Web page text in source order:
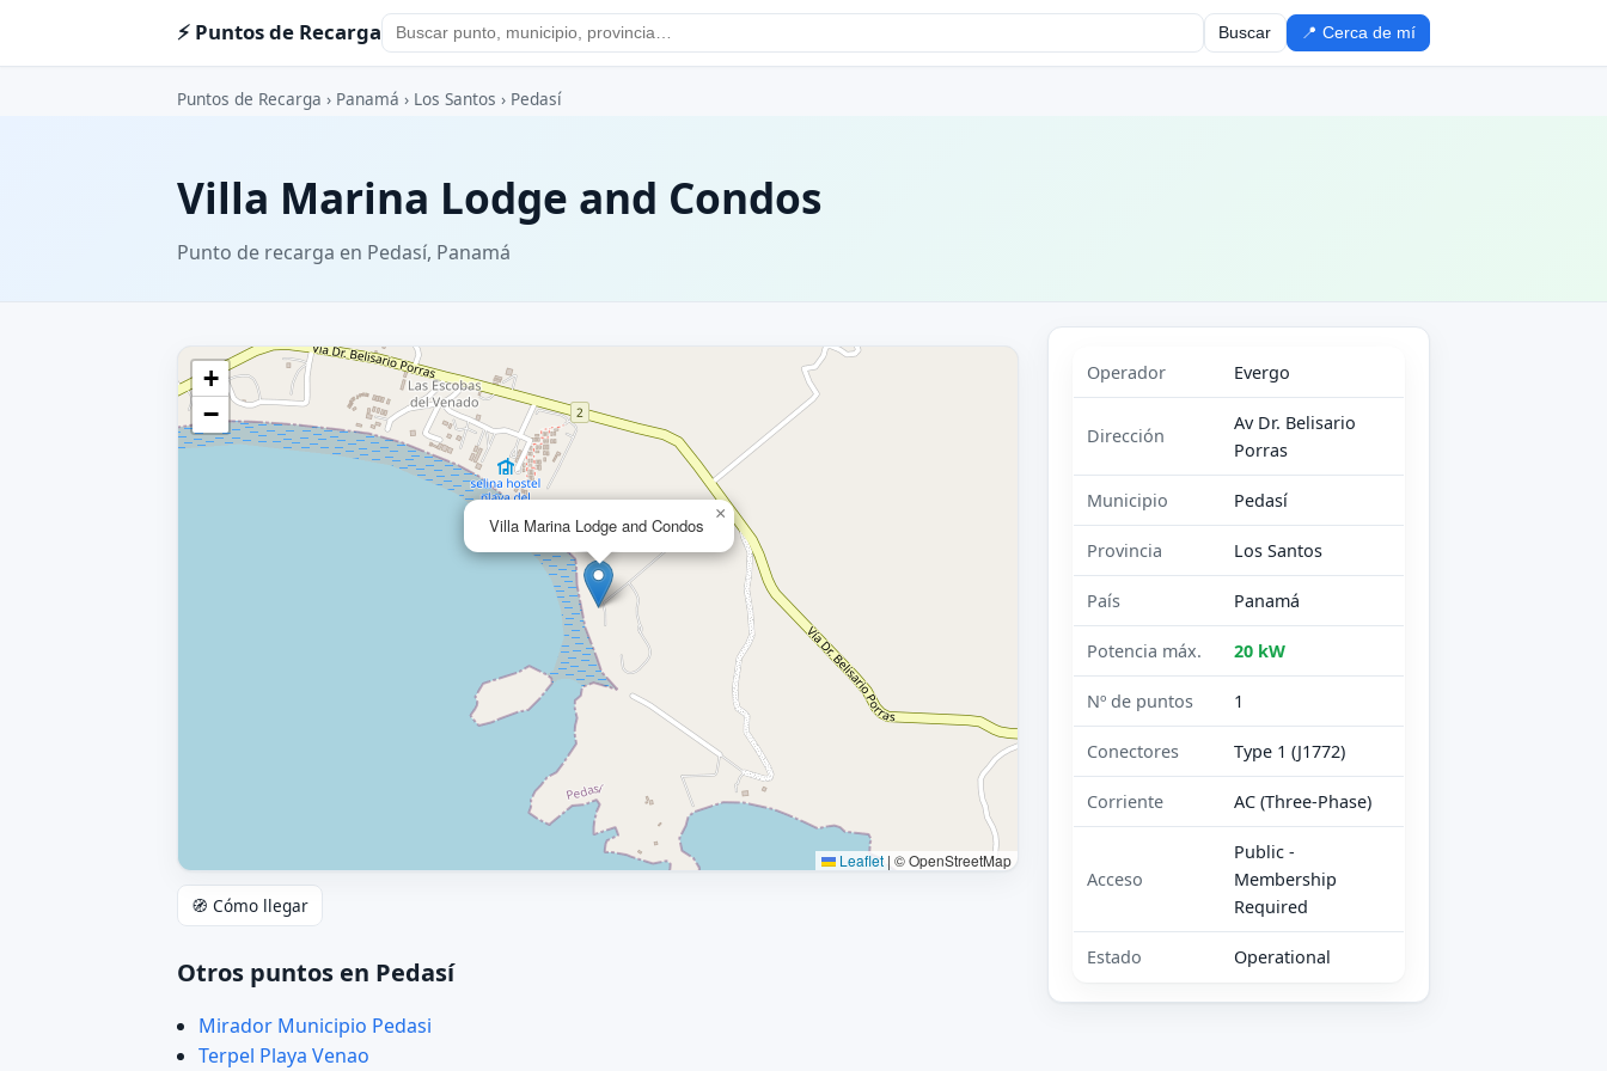
⚡ Puntos de Recarga Buscar 📍 Cerca de mí
Puntos de Recarga › Panamá › Los Santos › Pedasí
Villa Marina Lodge and Condos
Punto de recarga en Pedasí, Panamá
Villa Marina Lodge and Condos
×
+
−
Leaflet | © OpenStreetMap
🧭 Cómo llegar
Otros puntos en Pedasí
Mirador Municipio Pedasi
Terpel Playa Venao
Operador Evergo
Dirección
Av Dr. Belisario
Porras
Municipio Pedasí
Provincia Los Santos
País Panamá
Potencia máx. 20 kW
Nº de puntos 1
Conectores Type 1 (J1772)
Corriente AC (Three-Phase)
Acceso
Public -
Membership
Required
Estado Operational